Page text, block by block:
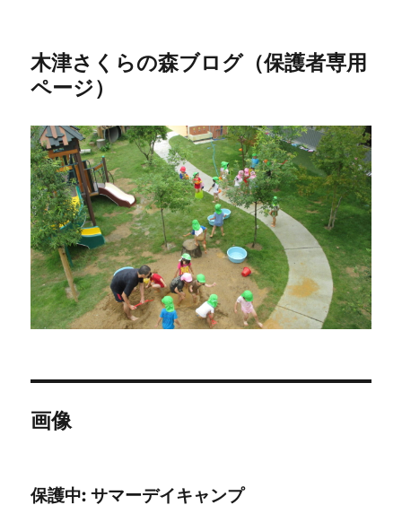
木津さくらの森ブログ（保護者専用
ページ）
画像
保護中: サマーデイキャンプ